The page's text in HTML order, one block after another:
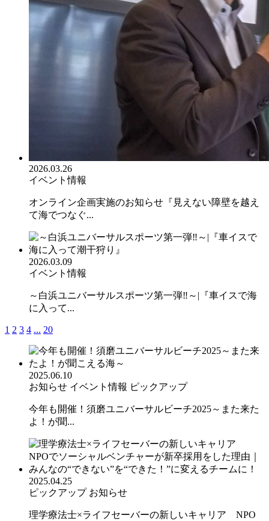
2026.03.26
イベント情報
オンライン企画実施のお知らせ『見えない障壁を越え
て海でつなぐ...
2026.03.09
イベント情報
～白浜ユニバーサルスポーツ第一弾‼︎～|『車イスで海
に入って...
1 2 3 4 ... 20
2025.06.10
お知らせ イベント情報 ピックアップ
今年も開催！須磨ユニバーサルビーチ2025～また来た
よ！が聞...
2025.04.25
ピックアップ お知らせ
理学療法士×ライフセーバーの新しいキャリア NPO